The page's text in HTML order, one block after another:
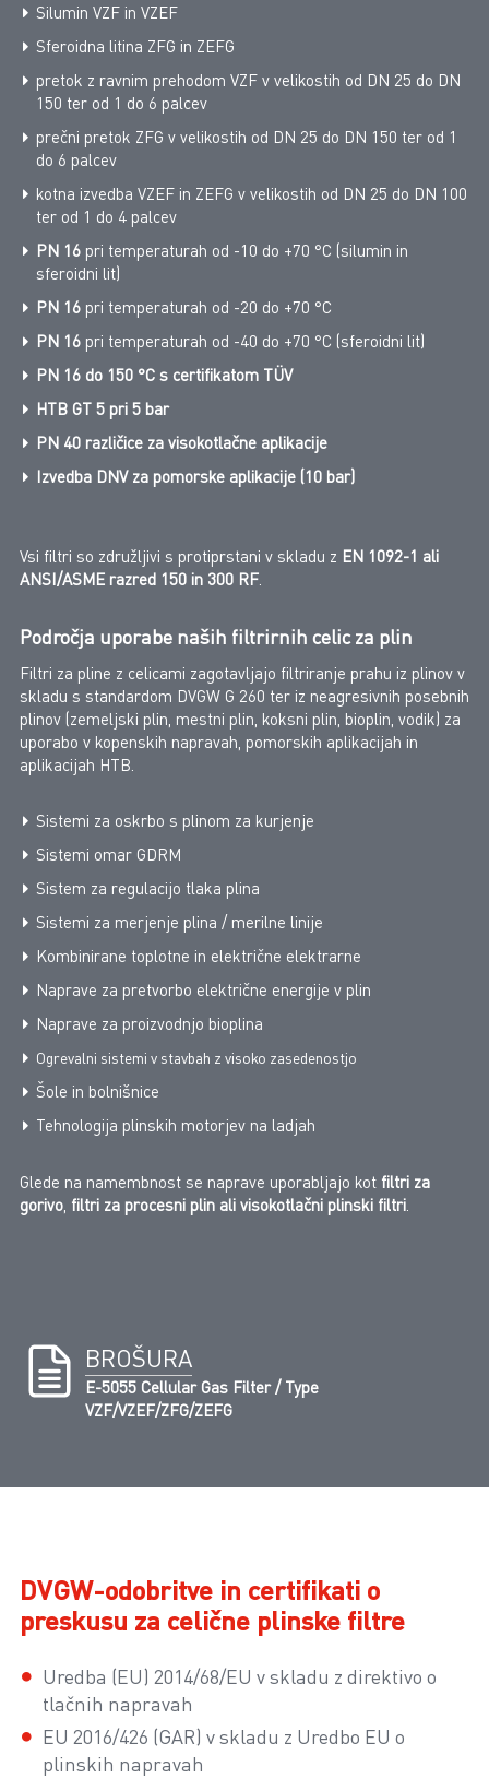
Silumin VZF in VZEF
Sferoidna litina ZFG in ZEFG
pretok z ravnim prehodom VZF v velikostih od DN 25 do DN
150 ter od 1 do 6 palcev
prečni pretok ZFG v velikostih od DN 25 do DN 150 ter od 1
do 6 palcev
kotna izvedba VZEF in ZEFG v velikostih od DN 25 do DN 100
ter od 1 do 4 palcev
PN 16 pri temperaturah od -10 do +70 °C (silumin in
sferoidni lit)
PN 16 pri temperaturah od -20 do +70 °C
PN 16 pri temperaturah od -40 do +70 °C (sferoidni lit)
PN 16 do 150 °C s certifikatom TÜV
HTB GT 5 pri 5 bar
PN 40 različice za visokotlačne aplikacije
Izvedba DNV za pomorske aplikacije (10 bar)
Vsi filtri so združljivi s protiprstani v skladu z EN 1092-1 ali
ANSI/ASME razred 150 in 300 RF
Področja uporabe naših filtrirnih celic za plin
Filtri za pline z celicami zagotavljajo filtriranje prahu iz plinov v
skladu s standardom DVGW G 260 ter iz neagresivnih posebnih
plinov (zemeljski plin, mestni plin, koksni plin, bioplin, vodik) za
uporabo v kopenskih napravah, pomorskih aplikacijah in
aplikacijah HTB.
Sistemi za oskrbo s plinom za kurjenje
Sistemi omar GDRM
Sistem za regulacijo tlaka plina
Sistemi za merjenje plina / merilne linije
Kombinirane toplotne in električne elektrarne
Naprave za pretvorbo električne energije v plin
Naprave za proizvodnjo bioplina
Ogrevalni sistemi v stavbah z visoko zasedenostjo
Šole in bolnišnice
Tehnologija plinskih motorjev na ladjah
Glede na namembnost se naprave uporabljajo kot filtri za
gorivo filtri za procesni plin ali visokotlačni plinski filtri
BROŠURA
E-5055 Cellular Gas Filter / Type
VZF/VZEF/ZFG/ZEFG
DVGW-odobritve in certifikati o
preskusu za celične plinske filtre
Uredba (EU) 2014/68/EU v skladu z direktivo o
tlačnih napravah
EU 2016/426 (GAR) v skladu z Uredbo EU o
plinskih napravah